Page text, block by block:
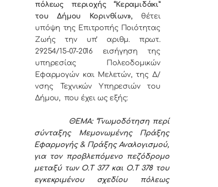
πόλεως περιοχής “Κεραμιδάκι”
του Δήμου Κορινθίων», θέτει
υπόψη της Επιτροπής Ποιότητας
Ζωής την υπ’ αριθμ. πρωτ.
29254/15-07-2016 εισήγηση της
υπηρεσίας Πολεοδομικών
Εφαρμογών και Μελετών, της Δ/
νσης Τεχνικών Υπηρεσιών του
Δήμου, που έχει ως εξής:
ΘΕΜΑ: “Γνωμοδότηση περί
σύνταξης Μεμονωμένης Πράξης
Εφαρμογής & Πράξης Αναλογισμού,
για τον προβλεπόμενο πεζόδρομο
μεταξύ των Ο.Τ 377 και Ο.Τ 378 του
εγκεκριμένου σχεδίου πόλεως